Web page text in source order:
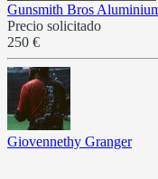
Gunsmith Bros
Precio solicitado
250 €
Giovennethy Granger